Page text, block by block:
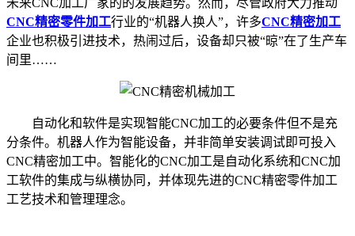
CNC精密零件加工行业的“机器人换人”，许多CNC精密加工
企业也积极引进技术，热闹过后，设备却只被“晾”在了生产车
间里……
自动化和软件是实现智能CNC加工的必要条件但不是充
分条件。机器人作为智能设备，并非简单安装调试即可投入
CNC精密加工中。智能化的CNC加工是自动化系统和CNC加
工软件的集成与纵横协同，并体现先进的CNC精密零件加工
工艺技术和管理理念。